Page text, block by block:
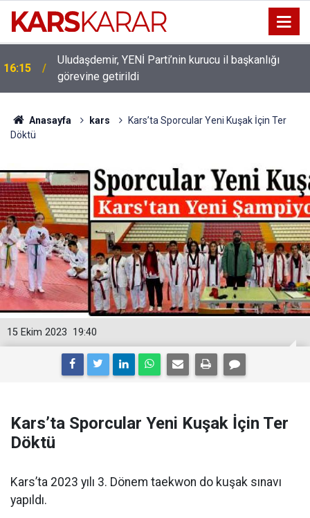
16:15
Uludaşdemir, YENİ Parti’nin kurucu il başkanlığı
görevine getirildi
Anasayfa kars
Kars’ta Sporcular Yeni Kuşak İçin Ter
Döktü
19:40
15 Ekim 2023
Kars’ta Sporcular Yeni Kuşak İçin Ter
Döktü
Kars’ta 2023 yılı 3. Dönem taekwon do kuşak sınavı
yapıldı.